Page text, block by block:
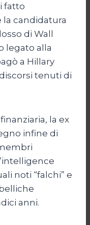
fatto
candidatura
di Wall
legato alla
a Hillary
tenuti di
la ex
infine di
noti “falchi” e
anni.